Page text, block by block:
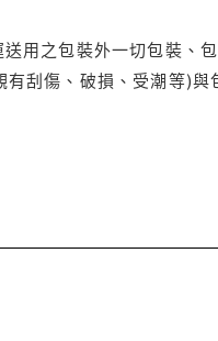
用之包裝外一切包裝、
刮傷、破損、受潮等)